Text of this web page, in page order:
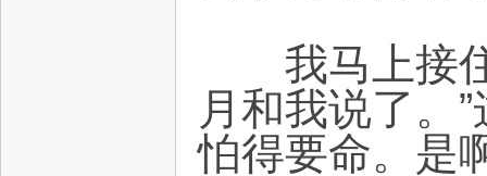
我马上接住
月和我说了。
怕得要命。是